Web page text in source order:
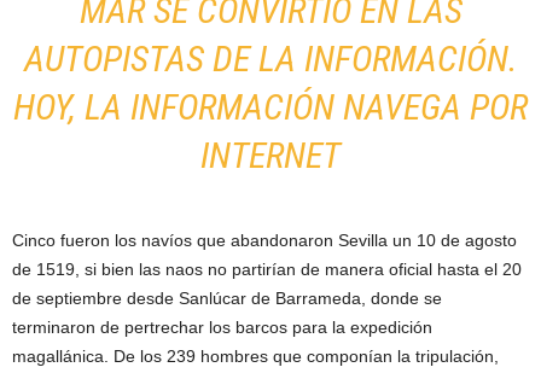
MAR SE CONVIRTIÓ EN LAS
AUTOPISTAS DE LA INFORMACIÓN.
HOY, LA INFORMACIÓN NAVEGA POR
INTERNET
Cinco fueron los navíos que abandonaron Sevilla un 10 de agosto
de 1519, si bien las naos no partirían de manera oficial hasta el 20
de septiembre desde Sanlúcar de Barrameda, donde se
terminaron de pertrechar los barcos para la expedición
magallánica. De los 239 hombres que componían la tripulación,